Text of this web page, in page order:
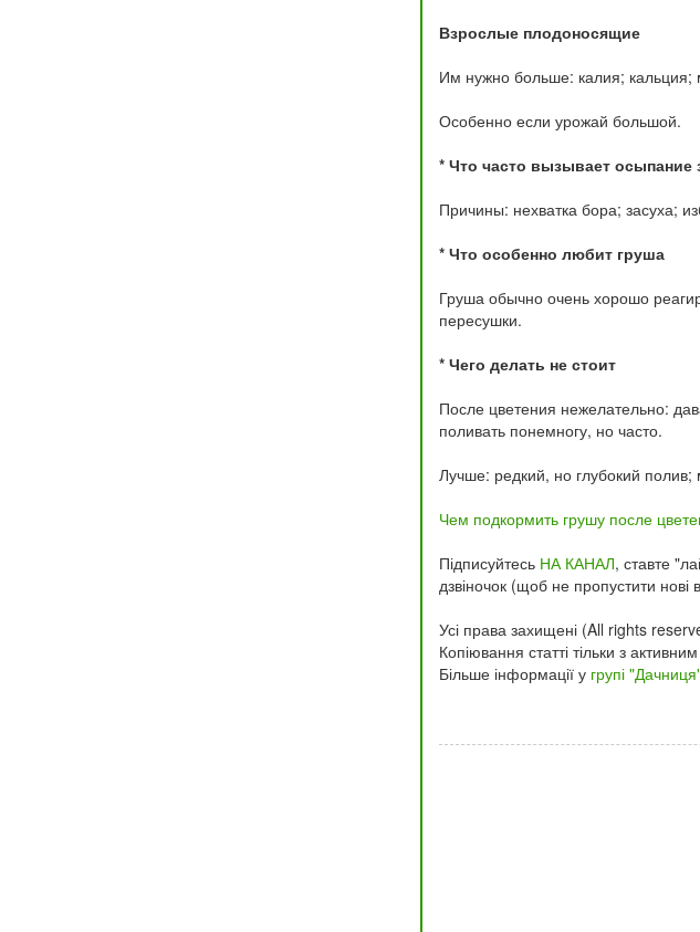
Взрослые плодоносящие
Им нужно больше: калия; кальция;
Особенно если урожай большой.
* Что часто вызывает осыпание
Причины: нехватка бора; засуха;
* Что особенно любит груша
Груша обычно очень хорошо
пересушки.
* Чего делать не стоит
После цветения нежелательно:
поливать понемногу, но часто.
Лучше: редкий, но глубокий
Чем подкормить грушу после
Підписуйтесь НА КАНАЛ, ставте
дзвіночок (щоб не пропустити нові
Усі права захищені (All rights
Копіювання статті тільки з
Більше інформації у групі